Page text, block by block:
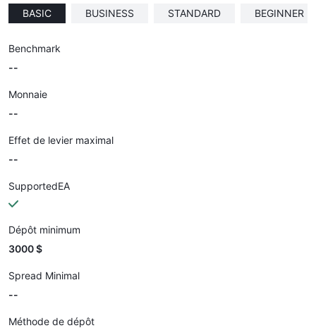
BASIC BUSINESS STANDARD BEGINNER
Benchmark
--
Monnaie
--
Effet de levier maximal
--
SupportedEA
Dépôt minimum
3000 $
Spread Minimal
--
Méthode de dépôt